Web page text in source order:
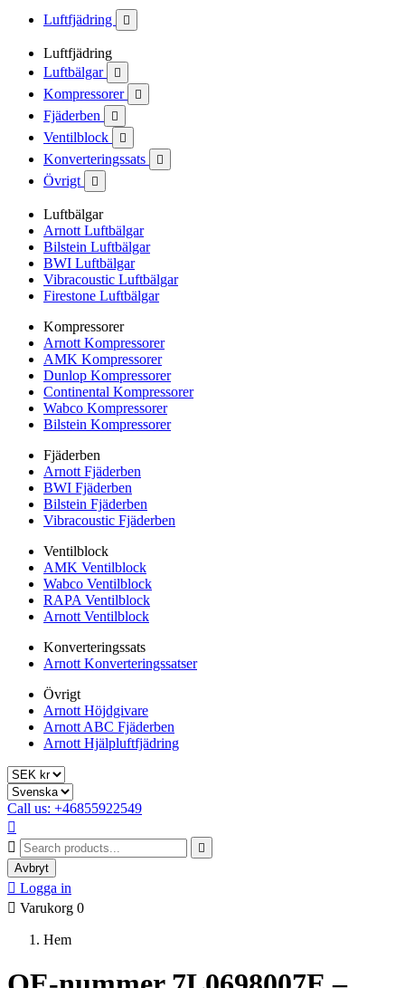
Luftfjädring 
Luftfjädring
Luftbälgar

Kompressorer 
Fjäderben 
Ventilblock 
Konverteringssats 
Övrigt 
Luftbälgar
Arnott Luftbälgar
Bilstein Luftbälgar
BWI Luftbälgar
Vibracoustic Luftbälgar
Firestone Luftbälgar
Kompressorer
Arnott Kompressorer
AMK Kompressorer
Dunlop Kompressorer
Continental Kompressorer
Wabco Kompressorer
Bilstein Kompressorer
Fjäderben
Arnott Fjäderben
BWI Fjäderben
Bilstein Fjäderben
Vibracoustic Fjäderben
Ventilblock
AMK Ventilblock
Wabco Ventilblock
RAPA Ventilblock
Arnott Ventilblock
Konverteringssats
Arnott Konverteringssatser
Övrigt
Arnott Höjdgivare
Arnott ABC Fjäderben
Arnott Hjälpluftfjädring
Call us: +46855922549



Avbryt
 Logga in
 Varukorg 0
Hem